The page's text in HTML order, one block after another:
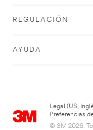
REGULACIÓN
AYUDA
Legal (US,
Preferencias
© 3M 2026.